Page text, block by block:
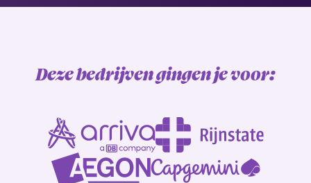
Deze bedrijven gingen je voor: